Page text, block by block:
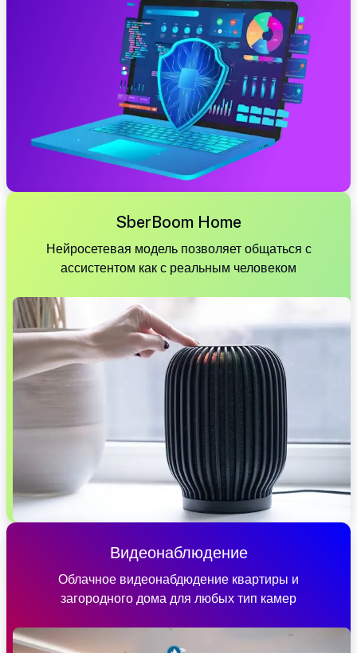
SberBoom Home
Нейросетевая модель позволяет общаться с
ассистентом как с реальным человеком
Видеонаблюдение
Облачное видеонабдюдение квартиры и
загородного дома для любых тип камер